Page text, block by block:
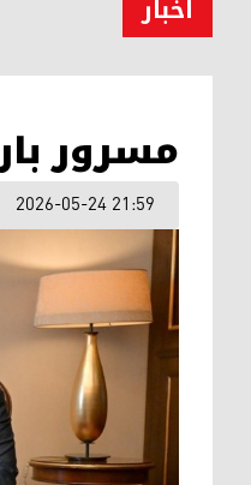
اخبار
مسرور
2026-05-24 21:59